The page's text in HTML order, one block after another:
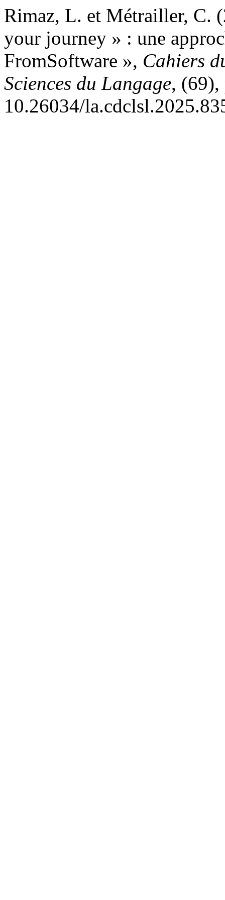
Rimaz, L. et Métrailler, C.
your journey » : une
FromSoftware », Cahiers
Sciences du Langage, (69),
10.26034/